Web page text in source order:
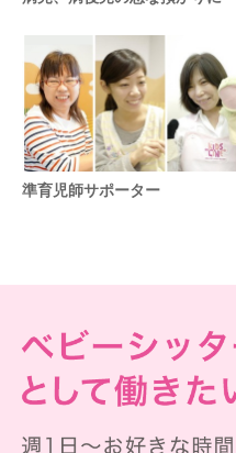
準育児師サポーター